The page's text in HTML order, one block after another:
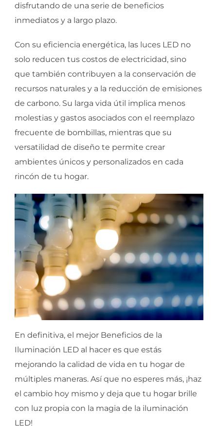
disfrutando de una serie de beneficios
inmediatos y a largo plazo.
Con su eficiencia energética, las luces LED no
solo reducen tus costos de electricidad, sino
que también contribuyen a la conservación de
recursos naturales y a la reducción de emisiones
de carbono. Su larga vida útil implica menos
molestias y gastos asociados con el reemplazo
frecuente de bombillas, mientras que su
versatilidad de diseño te permite crear
ambientes únicos y personalizados en cada
rincón de tu hogar.
En definitiva, el mejor Beneficios de la
Iluminación LED al hacer es que estás
mejorando la calidad de vida en tu hogar de
múltiples maneras. Así que no esperes más, ¡haz
el cambio hoy mismo y deja que tu hogar brille
con luz propia con la magia de la iluminación
LED!